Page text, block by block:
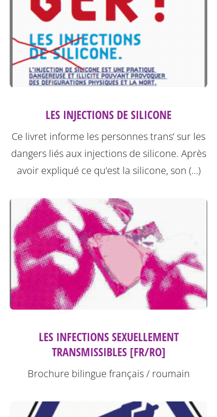
LES INJECTIONS DE SILICONE
Ce livret informe les personnes trans’ sur les
dangers liés aux injections de silicone. Après
avoir expliqué ce qu’est la silicone, son (…)
LES INFECTIONS SEXUELLEMENT
TRANSMISSIBLES [FR/RO]
Brochure bilingue français / roumain